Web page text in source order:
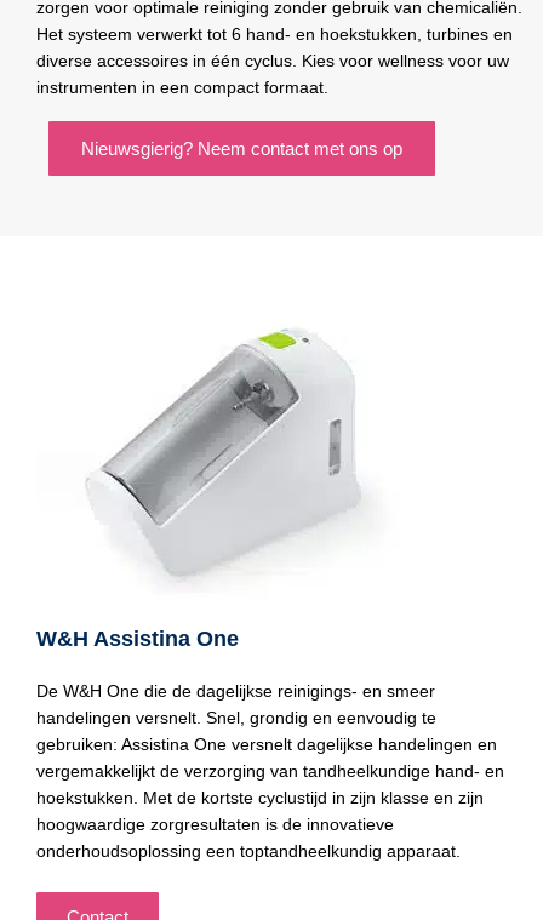
zorgen voor optimale reiniging zonder gebruik van chemicaliën.
Het systeem verwerkt tot 6 hand- en hoekstukken, turbines en
diverse accessoires in één cyclus. Kies voor wellness voor uw
instrumenten in een compact formaat.
Nieuwsgierig? Neem contact met ons op
W&H Assistina One
De W&H One die de dagelijkse reinigings- en smeer
handelingen versnelt. Snel, grondig en eenvoudig te
gebruiken: Assistina One versnelt dagelijkse handelingen en
vergemakkelijkt de verzorging van tandheelkundige hand- en
hoekstukken. Met de kortste cyclustijd in zijn klasse en zijn
hoogwaardige zorgresultaten is de innovatieve
onderhoudsoplossing een toptandheelkundig apparaat.